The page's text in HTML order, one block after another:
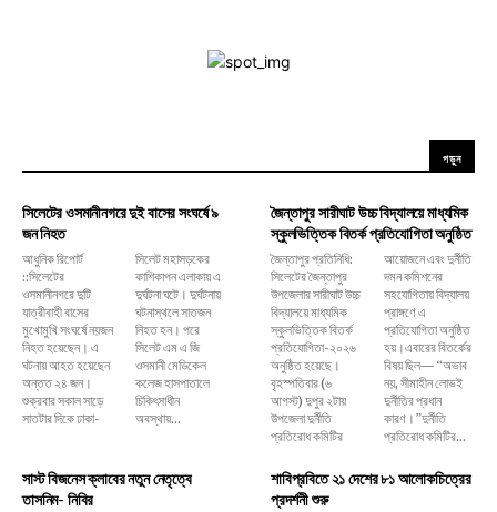
পড়ুন
সিলেটের ওসমানীনগরে দুই বাসের সংঘর্ষে ৯
জন নিহত
আধুনিক রিপোর্ট
::সিলেটের
ওসমানীনগরে দুটি
যাত্রীবাহী বাসের
মুখোমুখি সংঘর্ষে নয়জন
নিহত হয়েছেন। এ
ঘটনায় আহত হয়েছেন
অন্তত ২৪ জন।
শুক্রবার সকাল সাড়ে
সাতটার দিকে ঢাকা-
সিলেট মহাসড়কের
কাশিকাপন এলাকায় এ
দুর্ঘটনা ঘটে। দুর্ঘটনায়
ঘটনাস্থলে সাতজন
নিহত হন। পরে
সিলেট এম এ জি
ওসমানী মেডিকেল
কলেজ হাসপাতালে
চিকিৎসাধীন
অবস্থায়...
জৈন্তাপুর সারীঘাট উচ্চ বিদ্যালয়ে মাধ্যমিক
স্কুলভিত্তিক বিতর্ক প্রতিযোগিতা অনুষ্ঠিত
জৈন্তাপুর প্রতিনিধি:
সিলেটের জৈন্তাপুর
উপজেলার সারীঘাট উচ্চ
বিদ্যালয়ে মাধ্যমিক
স্কুলভিত্তিক বিতর্ক
প্রতিযোগিতা-২০২৬
অনুষ্ঠিত হয়েছে।
বৃহস্পতিবার (৬
আগস্ট) দুপুর ২টায়
উপজেলা দুর্নীতি
প্রতিরোধ কমিটির
আয়োজনে এবং দুর্নীতি
দমন কমিশনের
সহযোগিতায় বিদ্যালয়
প্রাঙ্গণে এ
প্রতিযোগিতা অনুষ্ঠিত
হয়।এবারের বিতর্কের
বিষয় ছিল— “অভাব
নয়, সীমাহীন লোভই
দুর্নীতির প্রধান
কারণ।”দুর্নীতি
প্রতিরোধ কমিটির...
সাস্ট বিজনেস ক্লাবের নতুন নেতৃত্বে
তাসনিম- নিবির
শাবিপ্রবিতে ২১ দেশের ৮১ আলোকচিত্রের
প্রদর্শনী শুরু